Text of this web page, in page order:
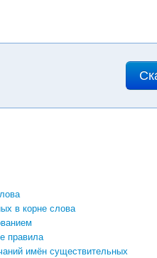
в корне слова
правила
имён существительных